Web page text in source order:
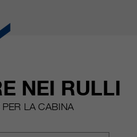
NEI RULLI
LA CABINA